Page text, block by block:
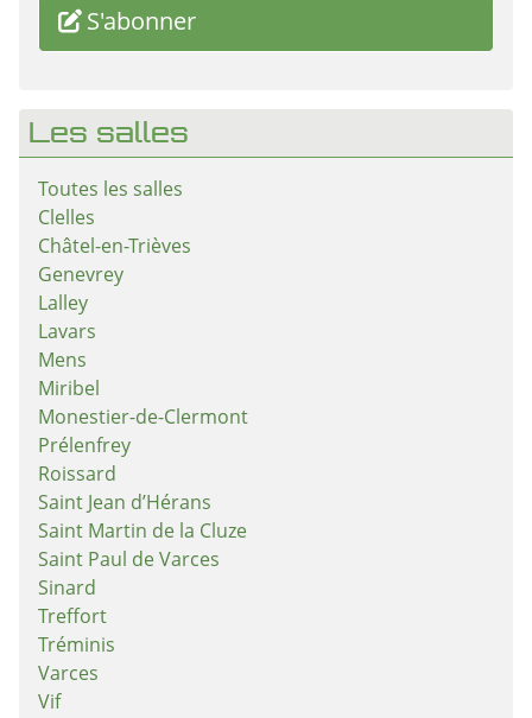
S'abonner
Les salles
Toutes les salles
Clelles
Châtel-en-Trièves
Genevrey
Lalley
Lavars
Mens
Miribel
Monestier-de-Clermont
Prélenfrey
Roissard
Saint Jean d’Hérans
Saint Martin de la Cluze
Saint Paul de Varces
Sinard
Treffort
Tréminis
Varces
Vif